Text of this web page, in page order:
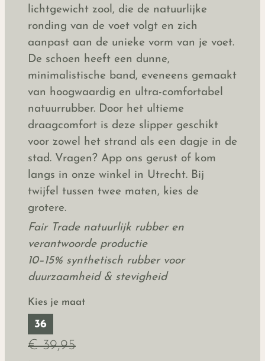
lichtgewicht zool, die de natuurlijke
ronding van de voet volgt en zich
aanpast aan de unieke vorm van je voet.
De schoen heeft een dunne,
minimalistische band, eveneens gemaakt
van hoogwaardig en ultra-comfortabel
natuurrubber. Door het ultieme
draagcomfort is deze slipper geschikt
voor zowel het strand als een dagje in de
stad. Vragen? App ons gerust of kom
langs in onze winkel in Utrecht. Bij
twijfel tussen twee maten, kies de
grotere.
Fair Trade natuurlijk rubber en
verantwoorde productie
10–15% synthetisch rubber voor
duurzaamheid & stevigheid
Kies je maat
36
€ 39,95